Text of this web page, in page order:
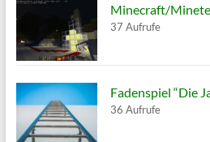
Minecraft/
37 Aufrufe
Fadenspiel “Die
36 Aufrufe